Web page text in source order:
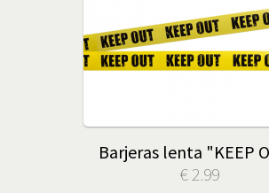
Barjeras lenta "KEEP
€ 2.99